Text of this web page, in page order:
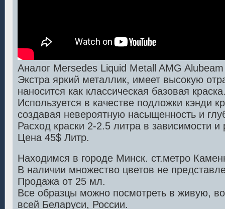
Аналог Mersedes Liquid Metall AMG
Экстра яркий металлик, имеет высокую
наносится как классическая базовая
Используется в качестве подложки кэнди
создавая невероятную насыщенность и
Расход краски 2-2.5 литра в зависимости и
Цена 45$ Литр.
Находимся в городе Минск. ст.метро
В наличии множество цветов не
Продажа от 25 мл.
Все образцы можно посмотреть в живую,
всей Беларуси, России.